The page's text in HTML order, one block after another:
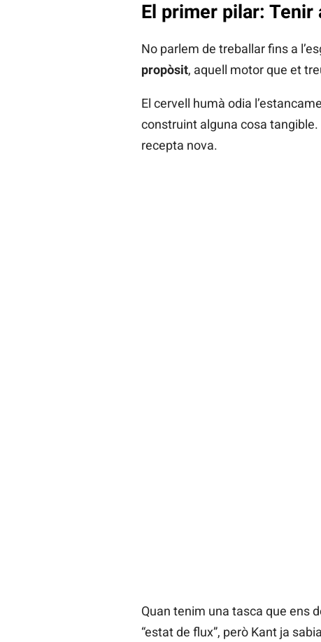
El primer pilar: Tenir
No parlem de treballar fins a
propòsit, aquell motor que et
El cervell humà odia
construint alguna cosa
recepta nova.
Quan tenim una tasca que ens
“estat de flux”, però Kant ja